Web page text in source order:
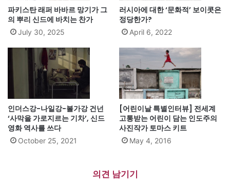
파키스탄 래퍼 바바르 망기가 그
의 뿌리 신드에 바치는 찬가
July 30, 2025
러시아에 대한 ‘문화적’ 보이콧은
정당한가?
April 6, 2022
인더스강-나일강-볼가강 건넌
‘사막을 가로지르는 기차’, 신드
영화 역사를 쓰다
October 25, 2021
[어린이날 특별인터뷰] 전세계
고통받는 어린이 담는 인도주의
사진작가 토마스 키트
May 4, 2016
의견 남기기